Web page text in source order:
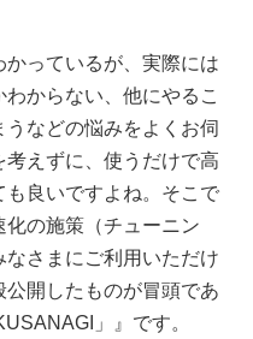
っているが、実際には
からない、他にやるこ
などの悩みをよくお伺
えずに、使うだけで高
良いですよね。そこで
の施策（チューニン
さまにご利用いただけ
開したものが冒頭であ
」』です。